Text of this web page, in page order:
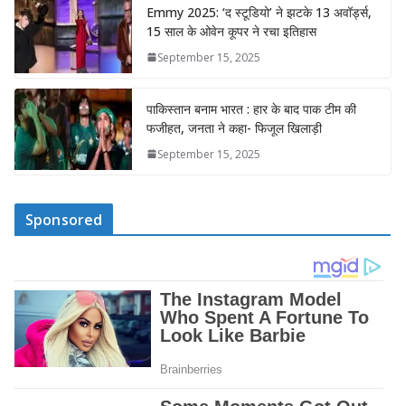
Emmy 2025: ‘द स्टूडियो’ ने झटके 13 अवॉर्ड्स,
15 साल के ओवेन कूपर ने रचा इतिहास
September 15, 2025
पाकिस्तान बनाम भारत : हार के बाद पाक टीम की
फजीहत, जनता ने कहा- फिजूल खिलाड़ी
September 15, 2025
Sponsored